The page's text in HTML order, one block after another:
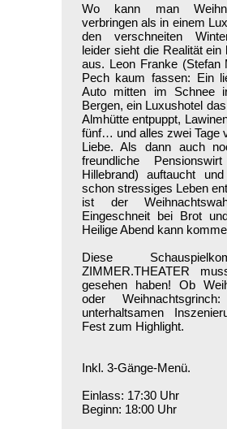
Wo kann man
verbringen als in einem
den verschneiten
leider sieht die Realität ein
aus. Leon Franke (Stefan
Pech kaum fassen: Ein
Auto mitten im Schnee
Bergen, ein Luxushotel
Almhütte entpuppt,
fünf… und alles zwei Tage
Liebe. Als dann auch
freundliche
Hillebrand) auftaucht
schon stressiges Leben
ist der
Eingeschneit bei Brot
Heilige Abend kann
Diese
ZIMMER.THEATER
gesehen haben! Ob
oder
unterhaltsamen
Fest zum Highlight.
Inkl. 3-Gänge-Menü.
Einlass: 17:30 Uhr
Beginn: 18:00 Uhr